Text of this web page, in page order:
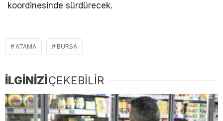
koordinesinde sürdürecek.
ATAMA BURSA
İLGİNİZİÇEKEBİLİR